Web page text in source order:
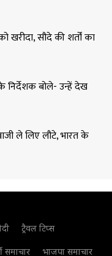
खरीदा, सौदे की शर्तों का
निर्देशक बोले- उन्हें देख
ले लिए लौटे, भारत के
ट्रैवल टिप्स
समाचार भाजपा समाचार